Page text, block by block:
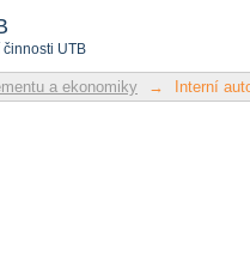
UTB
a ekonomiky → Interní